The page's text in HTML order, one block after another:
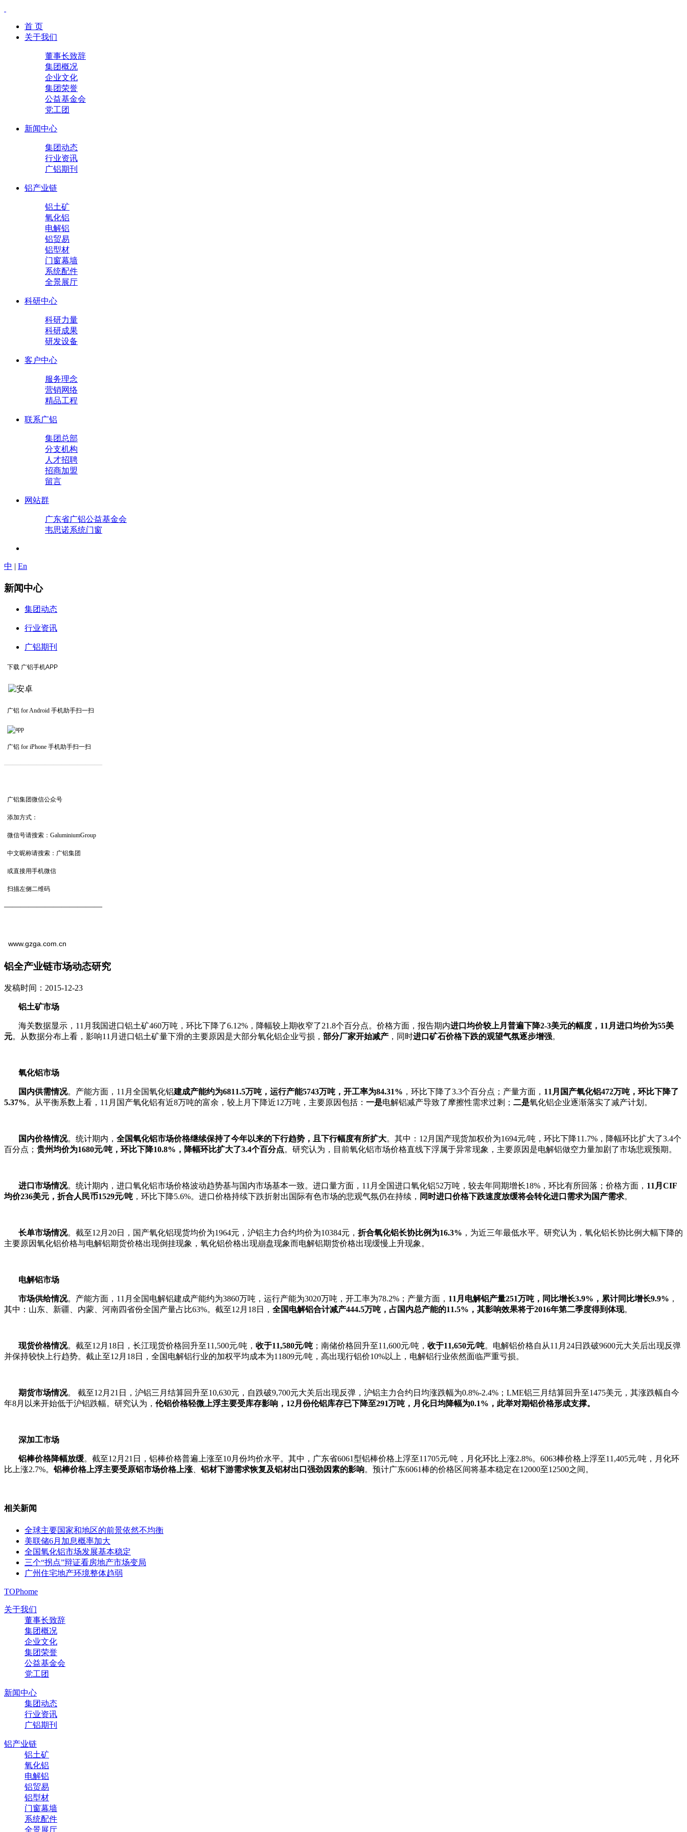
首 页
关于我们
董事长致辞
集团概况
企业文化
集团荣誉
公益基金会
党工团
新闻中心
集团动态
行业资讯
广铝期刊
铝产业链
铝土矿
氧化铝
电解铝
铝贸易
铝型材
门窗幕墙
系统配件
全景展厅
科研中心
科研力量
科研成果
研发设备
客户中心
服务理念
营销网络
精品工程
联系广铝
集团总部
分支机构
人才招聘
招商加盟
留言
网站群
广东省广铝公益基金会
韦思诺系统门窗
中 | En
新闻中心
集团动态
行业资讯
广铝期刊
下载 广铝手机APP
广铝 for Android 手机助手扫一扫
广铝 for iPhone 手机助手扫一扫
————————————
广铝集团微信公众号
添加方式：
微信号请搜索：GaluminiumGroup
中文昵称请搜索：广铝集团
或直接用手机微信
扫描左侧二维码
————————————
www.gzga.com.cn
铝全产业链市场动态研究
发稿时间：2015-12-23
铝土矿市场
海关数据显示，11月我国进口铝土矿460万吨，环比下降了6.12%，降幅较上期收窄了21.8个百分点。价格方面，报告期内进口均价较上月普遍下降2-3美元的幅度， 11 月进口均价为55美
元。从数据分布上看，影响11月进口铝土矿量下滑的主要原因是大部分氧化铝企业亏损， 部分厂家开始减产 ，同时进口矿石价格下跌的观望气氛逐步增强。
氧化铝市场
国内供需情况。产能方面，11月全国氧化铝建成产能约为6811.5万吨，运行产能5743万吨，开工率为84.31% ，环比下降了3.3个百分点；产量方面， 11 月国产氧化铝472万吨，环比下降了
5.37%。从平衡系数上看，11月国产氧化铝有近8万吨的富余，较上月下降近12万吨，主要原因包括： 一是电解铝减产导致了摩擦性需求过剩； 二是氧化铝企业逐渐落实了减产计划。
国内价格情况。统计期内， 全国氧化铝市场价格继续保持了今年以来的下行趋势，且下行幅度有所扩大。其中：12月国产现货加权价为1694元/吨，环比下降11.7%，降幅环比扩大了3.4个
百分点； 贵州均价为1680元/吨，环比下降10.8% ，降幅环比扩大了3.4个百分点。研究认为，目前氧化铝市场价格直线下浮属于异常现象，主要原因是电解铝做空力量加剧了市场悲观预期。
进口市场情况。统计期内，进口氧化铝市场价格波动趋势基与国内市场基本一致。进口量方面，11月全国进口氧化铝52万吨，较去年同期增长18%，环比有所回落；价格方面， 11 月 CIF
均价236美元，折合人民币1529元/吨 ，环比下降5.6%。进口价格持续下跌折射出国际有色市场的悲观气氛仍在持续， 同时进口价格下跌速度放缓将会转化进口需求为国产需求。
长单市场情况。截至12月20日，国产氧化铝现货均价为1964元，沪铝主力合约均价为10384元， 折合氧化铝长协比例为16.3% ，为近三年最低水平。研究认为，氧化铝长协比例大幅下降的
主要原因氧化铝价格与电解铝期货价格出现倒挂现象，氧化铝价格出现崩盘现象而电解铝期货价格出现缓慢上升现象。
电解铝市场
市场供给情况。产能方面，11月全国电解铝建成产能约为3860万吨，运行产能为3020万吨，开工率为78.2%；产量方面， 11 月电解铝产量251万吨，同比增长3.9% ，累计同比增长9.9% ，
其中：山东、新疆、内蒙、河南四省份全国产量占比63%。截至12月18日， 全国电解铝合计减产444.5万吨，占国内总产能的11.5% ，其影响效果将于2016年第二季度得到体现。
现货价格情况。截至12月18日，长江现货价格回升至11,500元/吨， 收于11,580元/吨 ；南储价格回升至11,600元/吨， 收于11,650元/吨。电解铝价格自从11月24日跌破9600元大关后出现反弹
并保持较快上行趋势。截止至12月18日，全国电解铝行业的加权平均成本为11809元/吨，高出现行铝价10%以上，电解铝行业依然面临严重亏损。
期货市场情况。 截至12月21日，沪铝三月结算回升至10,630元，自跌破9,700元大关后出现反弹，沪铝主力合约日均涨跌幅为0.8%-2.4%；LME铝三月结算回升至1475美元，其涨跌幅自今
年8月以来开始低于沪铝跌幅。研究认为， 伦铝价格轻微上浮主要受库存影响，12月份伦铝库存已下降至291万吨，月化日均降幅为0.1%，此举对期铝价格形成支撑。
深加工市场
铝棒价格降幅放缓。截至12月21日，铝棒价格普遍上涨至10月份均价水平。其中，广东省6061型铝棒价格上浮至11705元/吨，月化环比上涨2.8%。6063棒价格上浮至11,405元/吨，月化环
比上涨2.7%。铝棒价格上浮主要受原铝市场价格上涨 、铝材下游需求恢复及铝材出口强劲因素的影响。预计广东6061棒的价格区间将基本稳定在12000至12500之间。
相关新闻
全球主要国家和地区的前景依然不均衡
美联储6月加息概率加大
全国氧化铝市场发展基本稳定
三个“拐点”辩证看房地产市场变局
广州住宅地产环境整体趋弱
TOPhome
关于我们
董事长致辞
集团概况
企业文化
集团荣誉
公益基金会
党工团
新闻中心
集团动态
行业资讯
广铝期刊
铝产业链
铝土矿
氧化铝
电解铝
铝贸易
铝型材
门窗幕墙
系统配件
全景展厅